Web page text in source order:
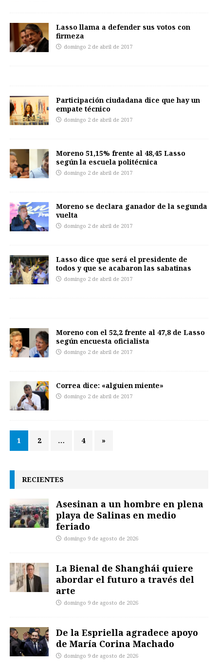
Lasso llama a defender sus votos con
firmeza
domingo 2 de abril de 2017
Participación ciudadana dice que hay un
empate técnico
domingo 2 de abril de 2017
Moreno 51,15% frente al 48,45 Lasso
según la escuela politécnica
domingo 2 de abril de 2017
Moreno se declara ganador de la segunda
vuelta
domingo 2 de abril de 2017
Lasso dice que será el presidente de
todos y que se acabaron las sabatinas
domingo 2 de abril de 2017
Moreno con el 52,2 frente al 47,8 de Lasso
según encuesta oficialista
domingo 2 de abril de 2017
Correa dice: «alguien miente»
domingo 2 de abril de 2017
1 2 … 4 »
RECIENTES
Asesinan a un hombre en plena
playa de Salinas en medio
feriado
domingo 9 de agosto de 2026
La Bienal de Shanghái quiere
abordar el futuro a través del
arte
domingo 9 de agosto de 2026
De la Espriella agradece apoyo
de María Corina Machado
domingo 9 de agosto de 2026